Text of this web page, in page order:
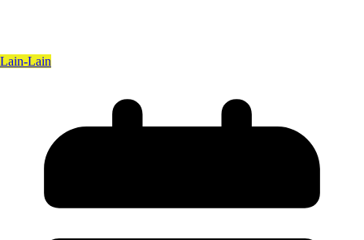
Lain-Lain